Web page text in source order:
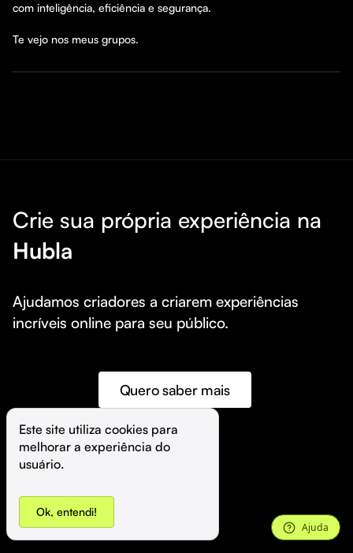
com inteligência, eficiência e segurança.
Te vejo nos meus grupos.
Crie sua própria experiência na
Hubla
Ajudamos criadores a criarem experiências
incríveis online para seu público.
Quero saber mais
©️ Hubla Tecnologia Ltda • 2026
Este site utiliza cookies para
melhorar a experiência do
usuário.
Ok, entendi!
Ajuda